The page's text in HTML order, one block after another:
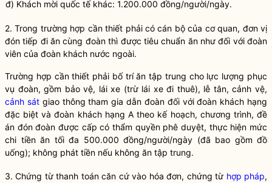
đ) Khách mời quốc tế khác: 1.200.000 đồng/người/ngày.
2. Trong trường hợp cần thiết phải có cán bộ của cơ quan, đơn vị
đón tiếp đi ăn cùng đoàn thì được tiêu chuẩn ăn như đối với đoàn
viên của đoàn khách nước ngoài.
Trường hợp cần thiết phải bố trí ăn tập trung cho lực lượng phục
vụ đoàn, gồm bảo vệ, lái xe (trừ lái xe đi thuê), lễ tân, cảnh vệ,
cảnh sátgiao thông tham gia dẫn đoàn đối với đoàn khách hạng
đặc biệt và đoàn khách hạng A theo kế hoạch, chương trình, đề
án đón đoàn được cấp có thẩm quyềnphê duyệt, thực hiện mức
chi tiền ăn tối đa 500.000 đồng/người/ngày (đã bao gồm đồ
uống); không phát tiền nếu không ăn tập trung.
3. Chứng từ thanh toán căn cứ vào hóa đơn, chứng từ hợp pháp,